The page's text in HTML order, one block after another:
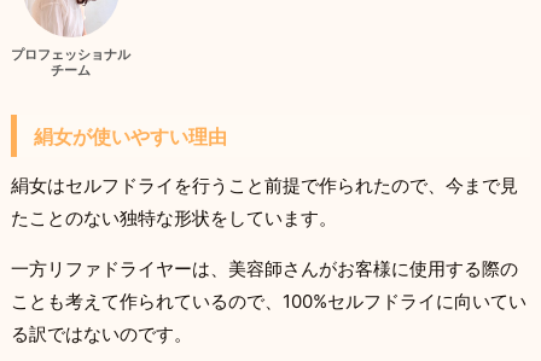
プロフェッショナル
チーム
絹女が使いやすい理由
絹女はセルフドライを行うこと前提で作られたので、今まで見
たことのない独特な形状をしています。
一方リファドライヤーは、美容師さんがお客様に使用する際の
ことも考えて作られているので、100%セルフドライに向いてい
る訳ではないのです。